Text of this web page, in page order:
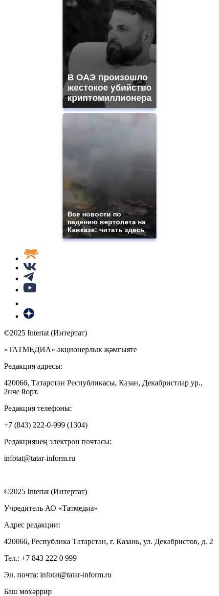
В ОАЭ произошло
жестокое убийство
криптомиллионера
Все новости по
падению вертолета на
Кавказе: читать здесь
©2025 Intertat (Интертат)
«ТАТМЕДИА» акционерлык җәмгыяте
Редакция адресы:
420066, Татарстан Республикасы, Казан, Декабристлар ур.,
2нче йорт.
Редакция телефоны:
+7 (843) 222-0-999 (1304)
Редакциянең электрон почтасы:
infotat@tatar-inform.ru
©2025 Intertat (Интертат)
Учредитель АО «Татмедиа»
Адрес редакции:
420066, Республика Татарстан, г. Казань, ул. Декабристов, д. 2
Тел.: +7 843 222 0 999
Эл. почта: infotat@tatar-inform.ru
Баш мөхәррир